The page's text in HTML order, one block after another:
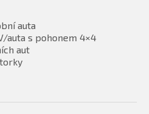
auta
auta s pohonem 4×4
aut